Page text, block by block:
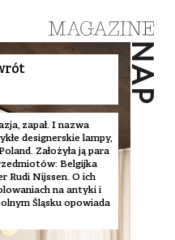
zapał. I nazwa
designerskie lampy,
Założyła ją para
Belgijka
Rudi Nijssen. O ich
na antyki i
Śląsku opowiada